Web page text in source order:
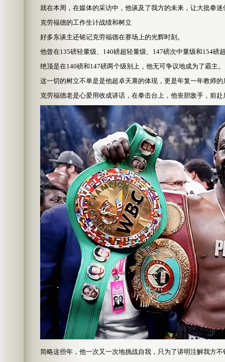
就在本周，在媒体的采访中，他谈及了我方的未来，让大批拳
克劳福德的工作生计战绩和树立
好多东谈主还铭记克劳福德在赛场上的光辉时刻。
他曾在135磅轻量级、140磅超轻量级、147磅次中量级和154磅
绝顶是在140磅和147磅两个级别上，他无可争议地成为了霸主。
这一切的树立不单是是他超卓天禀的体现，更是年复一年教师的
克劳福德老是心爱用收成讲话，在拳击台上，他丧胆敌手，前赴
简略这些年，他一次又一次地挑战自我，只为了讲明注解我方